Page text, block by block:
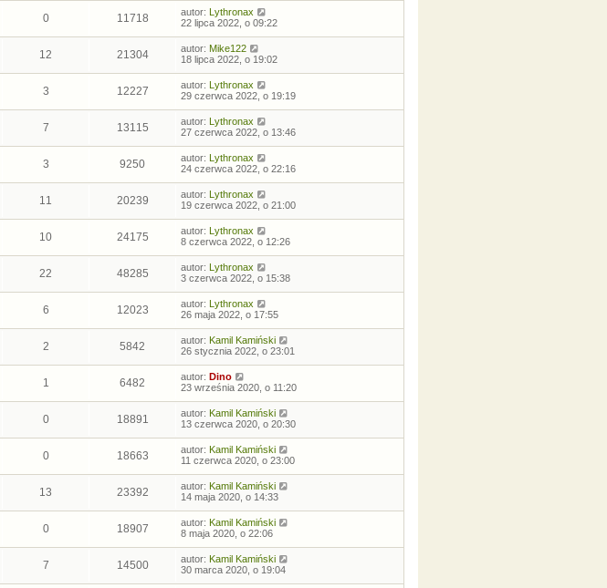
0 11718 autor: Lythronax
22 lipca 2022, o 09:22
12 21304 autor: Mike122
18 lipca 2022, o 19:02
3 12227 autor: Lythronax
29 czerwca 2022, o 19:19
7 13115 autor: Lythronax
27 czerwca 2022, o 13:46
3 9250 autor: Lythronax
24 czerwca 2022, o 22:16
11 20239 autor: Lythronax
19 czerwca 2022, o 21:00
10 24175 autor: Lythronax
8 czerwca 2022, o 12:26
22 48285 autor: Lythronax
3 czerwca 2022, o 15:38
6 12023 autor: Lythronax
26 maja 2022, o 17:55
2 5842 autor: Kamil Kamiński
26 stycznia 2022, o 23:01
1 6482 autor: Dino
23 września 2020, o 11:20
0 18891 autor: Kamil Kamiński
13 czerwca 2020, o 20:30
0 18663 autor: Kamil Kamiński
11 czerwca 2020, o 23:00
13 23392 autor: Kamil Kamiński
14 maja 2020, o 14:33
0 18907 autor: Kamil Kamiński
8 maja 2020, o 22:06
7 14500 autor: Kamil Kamiński
30 marca 2020, o 19:04